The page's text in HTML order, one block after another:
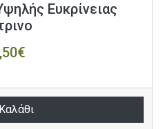
Ευκρίνειας